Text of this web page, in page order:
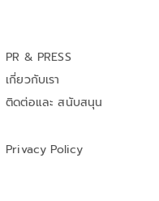
PR & PRESS
เกี่ยวกับเรา
ติดต่อและ สนับสนุน
Privacy Policy